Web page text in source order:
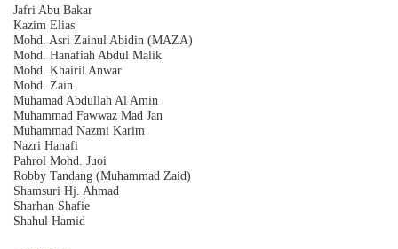
Jafri Abu Bakar
Kazim Elias
Mohd. Asri Zainul Abidin (MAZA)
Mohd. Hanafiah Abdul Malik
Mohd. Khairil Anwar
Mohd. Zain
Muhamad Abdullah Al Amin
Muhammad Fawwaz Mad Jan
Muhammad Nazmi Karim
Nazri Hanafi
Pahrol Mohd. Juoi
Robby Tandang (Muhammad Zaid)
Shamsuri Hj. Ahmad
Sharhan Shafie
Shahul Hamid